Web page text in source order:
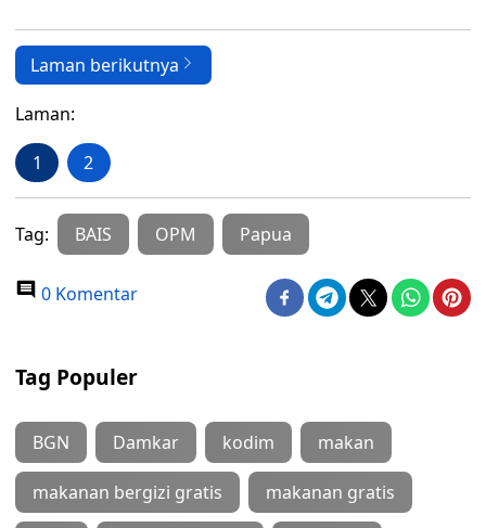
Laman berikutnya
Laman:
1 2
Tag: BAIS OPM Papua
0 Komentar
Tag Populer
BGN Damkar kodim makan
makanan bergizi gratis makanan gratis